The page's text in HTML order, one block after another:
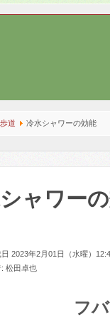
道 冷水シャワーの効能
ャワー
日 2023年2月01日（水曜）
: 松田卓也
フ